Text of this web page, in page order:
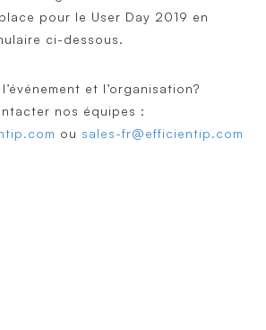
pour le User Day 2019 en
ci-dessous.
et l’organisation?
nos équipes :
ou sales-fr@efficientip.com